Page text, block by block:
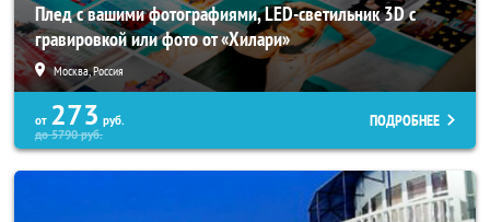
Плед с вашими фотографиями, LED-светильник 3D с
гравировкой или фото от «Хилари»
Москва, Россия
от 273 руб.
до5790руб.
ПОДРОБНЕЕ